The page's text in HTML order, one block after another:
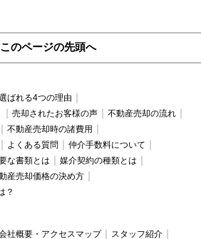
このページの先頭へ
ばれる4つの理由
売却されたお客様の声
不動産売却の流れ
不動産売却時の諸費用
よくある質問
仲介手数料について
な書類とは
媒介契約の種類とは
産売却価格の決め方
？
社概要・アクセスマップ スタッフ紹介